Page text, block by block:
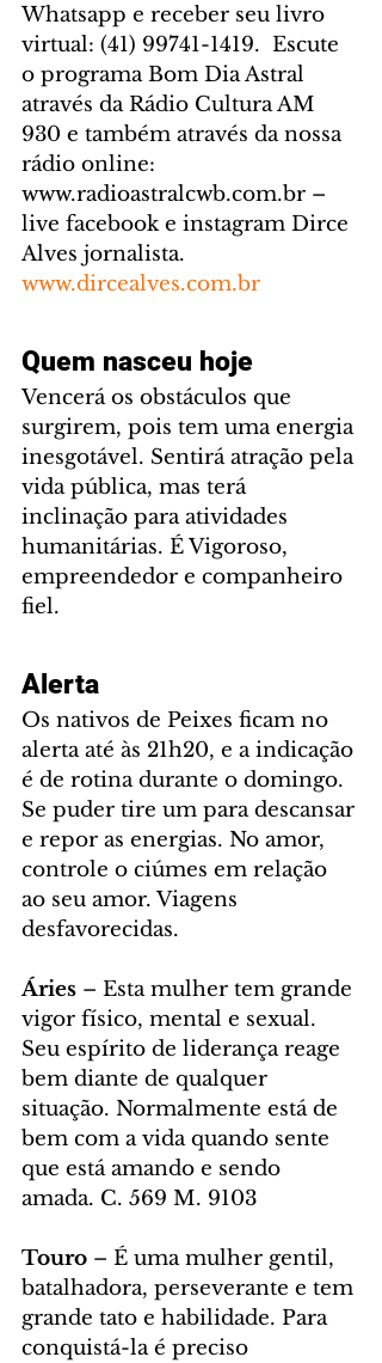
Whatsapp e receber seu livro
virtual: (41) 99741-1419.  Escute
o programa Bom Dia Astral
através da Rádio Cultura AM
930 e também através da nossa
rádio online:
www.radioastralcwb.com.br –
live facebook e instagram Dirce
Alves jornalista.
www.dircealves.com.br
Quem nasceu hoje
Vencerá os obstáculos que
surgirem, pois tem uma energia
inesgotável. Sentirá atração pela
vida pública, mas terá
inclinação para atividades
humanitárias. É Vigoroso,
empreendedor e companheiro
fiel.
Alerta
Os nativos de Peixes ficam no
alerta até às 21h20, e a indicação
é de rotina durante o domingo.
Se puder tire um para descansar
e repor as energias. No amor,
controle o ciúmes em relação
ao seu amor. Viagens
desfavorecidas.
Áries – Esta mulher tem grande
vigor físico, mental e sexual.
Seu espírito de liderança reage
bem diante de qualquer
situação. Normalmente está de
bem com a vida quando sente
que está amando e sendo
amada. C. 569 M. 9103
Touro – É uma mulher gentil,
batalhadora, perseverante e tem
grande tato e habilidade. Para
conquistá-la é preciso